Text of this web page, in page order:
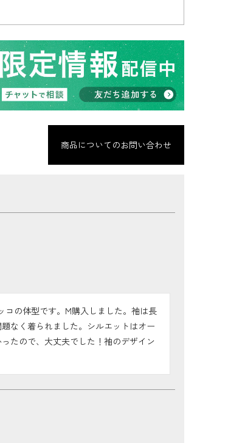
商品についてのお問い合わせ
コの体型です。M購入しました。袖は長
なく着られました。シルエットはオー
たので、大丈夫でした！袖のデザイン